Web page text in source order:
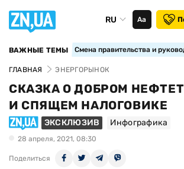
RU Аа
ВАЖНЫЕ ТЕМЫ Смена правительства и
ГЛАВНАЯ ЭНЕРГОРЫНОК
СКАЗКА О ДОБРОМ
И СПЯЩЕМ НАЛОГОВИКЕ
ЭКСКЛЮЗИВ Инфографика
28 апреля, 2021, 08:30
Поделиться